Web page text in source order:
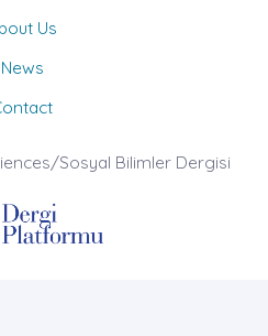
Us
News
Sosyal Bilimler Dergisi